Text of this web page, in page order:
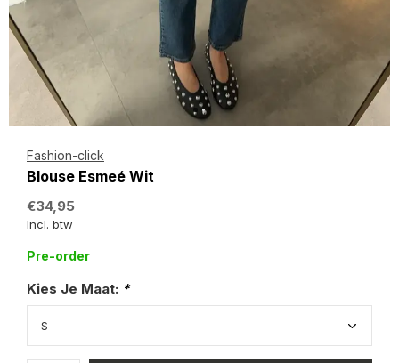
Fashion-click
Blouse Esmeé Wit
€34,95
Incl. btw
Pre-order
Kies Je Maat: *